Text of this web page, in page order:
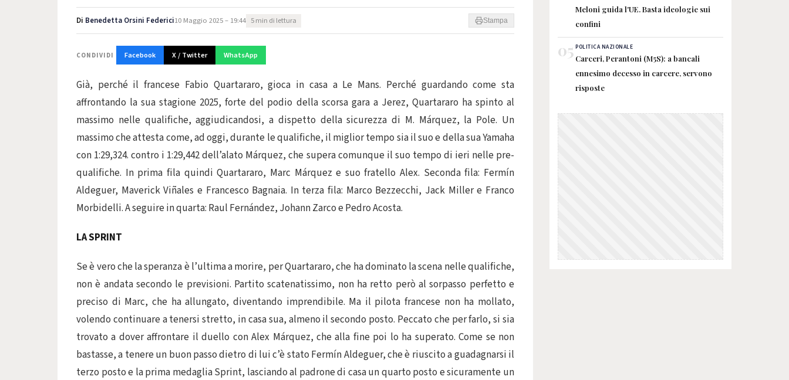
Di Benedetta Orsini Federici10 Maggio 2025 – 19:44 5 min di lettura Stampa
CONDIVIDI Facebook X / Twitter WhatsApp
Già, perché il francese Fabio Quartararo, gioca in casa a Le Mans. Perché guardando come sta
affrontando la sua stagione 2025, forte del podio della scorsa gara a Jerez, Quartararo ha spinto al
massimo nelle qualifiche, aggiudicandosi, a dispetto della sicurezza di M. Márquez, la Pole. Un
massimo che attesta come, ad oggi, durante le qualifiche, il miglior tempo sia il suo e della sua Yamaha
con 1:29,324. contro i 1:29,442 dell’alato Márquez, che supera comunque il suo tempo di ieri nelle pre-
qualifiche. In prima fila quindi Quartararo, Marc Márquez e suo fratello Alex. Seconda fila: Fermín
Aldeguer, Maverick Viñales e Francesco Bagnaia. In terza fila: Marco Bezzecchi, Jack Miller e Franco
Morbidelli. A seguire in quarta: Raul Fernández, Johann Zarco e Pedro Acosta.
LA SPRINT
Se è vero che la speranza è l’ultima a morire, per Quartararo, che ha dominato la scena nelle qualifiche,
non è andata secondo le previsioni. Partito scatenatissimo, non ha retto però al sorpasso perfetto e
preciso di Marc, che ha allungato, diventando imprendibile. Ma il pilota francese non ha mollato,
volendo continuare a tenersi stretto, in casa sua, almeno il secondo posto. Peccato che per farlo, si sia
trovato a dover affrontare il duello con Alex Márquez, che alla fine poi lo ha superato. Come se non
bastasse, a tenere un buon passo dietro di lui c’è stato Fermín Aldeguer, che è riuscito a guadagnarsi il
terzo posto e la prima medaglia Sprint, lasciando al padrone di casa un quarto posto e sicuramente un
Meloni guida l'UE. Basta ideologie sui
confini
05 POLITICA NAZIONALE
Carceri, Perantoni (M5S): a bancali
ennesimo decesso in carcere, servono
risposte